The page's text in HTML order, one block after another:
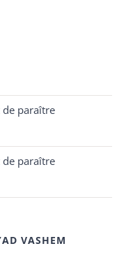
de paraître
de paraître
VASHEM